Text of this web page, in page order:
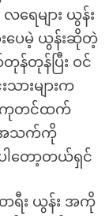
ရေများ ယွန်း
းပေမဲ့ ယွန်းဆိုတဲ့
န်ပြီး ဝင်
ားများက
ကုတင်ထက်
း အသက်ကို
ပါတော့တယ်ရှင်
ာရီး ယွန်း အကို